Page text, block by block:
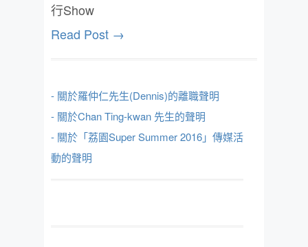
行Show
Read Post →
- 關於羅仲仁先生(Dennis)的離職聲明
- 關於Chan Ting-kwan 先生的聲明
- 關於「荔園Super Summer 2016」傳媒活
動的聲明